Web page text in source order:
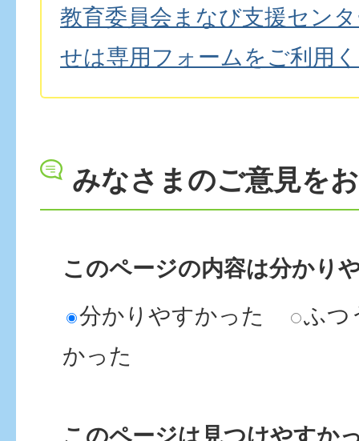
教育委員会まなび支援セン
せは専用フォームをご利用
みなさまのご意見を
このページの内容は分かり
分かりやすかった
ふつ
かった
このページは見つけやすか